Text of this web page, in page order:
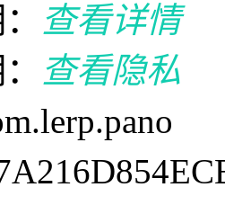
查看详情
查看隐私